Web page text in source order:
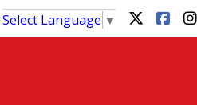
Select Language ▼